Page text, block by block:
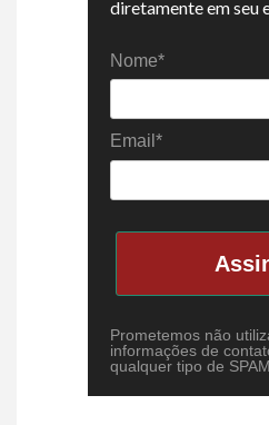
diretamente em seu
Nome*
Email*
Prometemos não
informações de
qualquer tipo de SPAM.